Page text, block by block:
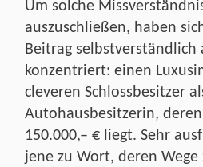
Um solche
auszuschließen, haben
Beitrag
konzentriert: einen
cleveren Schlossbesitzer
Autohausbesitzerin,
150.000,– € liegt. Sehr
jene zu Wort, deren